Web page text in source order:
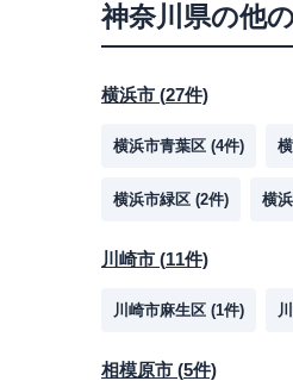
神奈川県の他
横浜市 (27件)
横浜市青葉区 (4件)
横浜市緑区 (2件) 横
川崎市 (11件)
川崎市麻生区 (1件)
相模原市 (5件)